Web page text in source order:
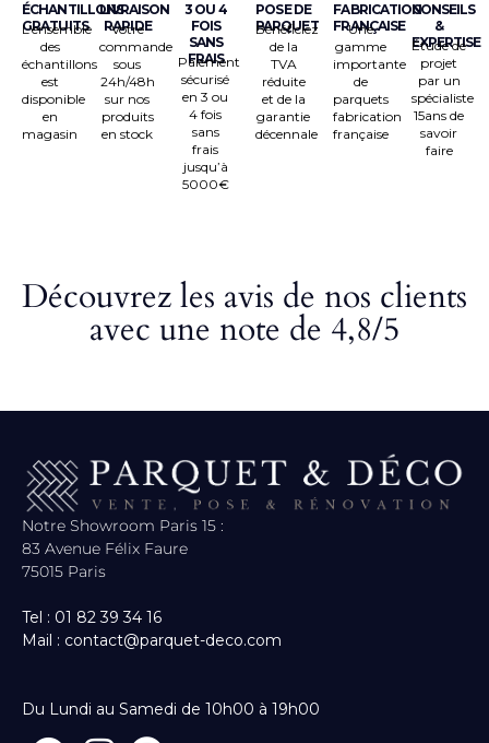
ÉCHANTILLONS
GRATUITS
L’ensemble
des
échantillons
est
disponible
en
magasin
LIVRAISON
RAPIDE
Votre
commande
sous
24h/48h
sur nos
produits
en stock
3 OU 4
FOIS
SANS
FRAIS
Paiement
sécurisé
en 3 ou
4 fois
sans
frais
jusqu’à
5000€
POSE DE
PARQUET
Bénéficiez
de la
TVA
réduite
et de la
garantie
décennale
FABRICATION
FRANÇAISE
Une
gamme
importante
de
parquets
fabrication
française
CONSEILS
&
EXPERTISE
Étude de
projet
par un
spécialiste
15ans de
savoir
faire
Découvrez les avis de nos clients
avec une note de 4,8/5
Notre Showroom Paris 15 :
83 Avenue Félix Faure
75015 Paris
Tel : 01 82 39 34 16
Mail : contact@parquet-deco.com
Du Lundi au Samedi de 10h00 à 19h00